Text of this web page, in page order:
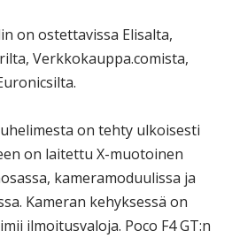
on ostettavissa Elisalta,
Verkkokauppa.comista,
on tehty ulkoisesti
on laitettu X-muotoinen
kameramoduulissa ja
Kameran kehyksessä on
ilmoitusvaloja. Poco F4 GT:n